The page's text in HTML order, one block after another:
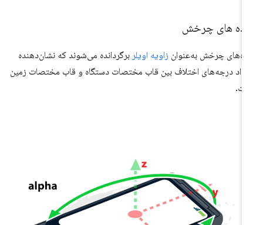
های چرخش
چرخش به‌عنوانزاویه اویلربرگردانده می‌شوند که نشان‌دهنده
درجه‌های اختلاف بین قاب مختصات دستگاه و قاب مختصات زمین